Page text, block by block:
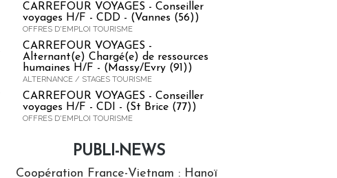
CARREFOUR VOYAGES - Conseiller
voyages H/F - CDD - (Vannes (56))
OFFRES D'EMPLOI TOURISME
CARREFOUR VOYAGES -
Alternant(e) Chargé(e) de ressources
humaines H/F - (Massy/Evry (91))
ALTERNANCE / STAGES TOURISME
CARREFOUR VOYAGES - Conseiller
voyages H/F - CDI - (St Brice (77))
OFFRES D'EMPLOI TOURISME
PUBLI-NEWS
Coopération France-Vietnam : Hanoï